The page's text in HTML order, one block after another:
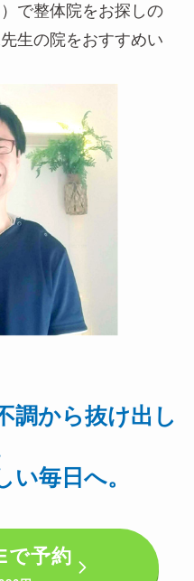
で整体院をお探しの
生の院をおすすめい
調から抜け出し
い毎日へ。
で予約